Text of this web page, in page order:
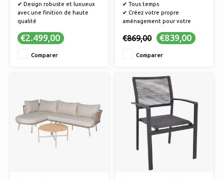
✔ Design robuste et luxueux
avec une finition de haute
qualité
Living Dimora - 4 pièces
(inox)
€2.499,00
Comparer
✔ Tous temps
✔ Créez votre propre
aménagement pour votre
balcon.
✔ Résistant aux intempéries et
combinez les différentes
parties et couleurs
€869,00 €839,00
Comparer